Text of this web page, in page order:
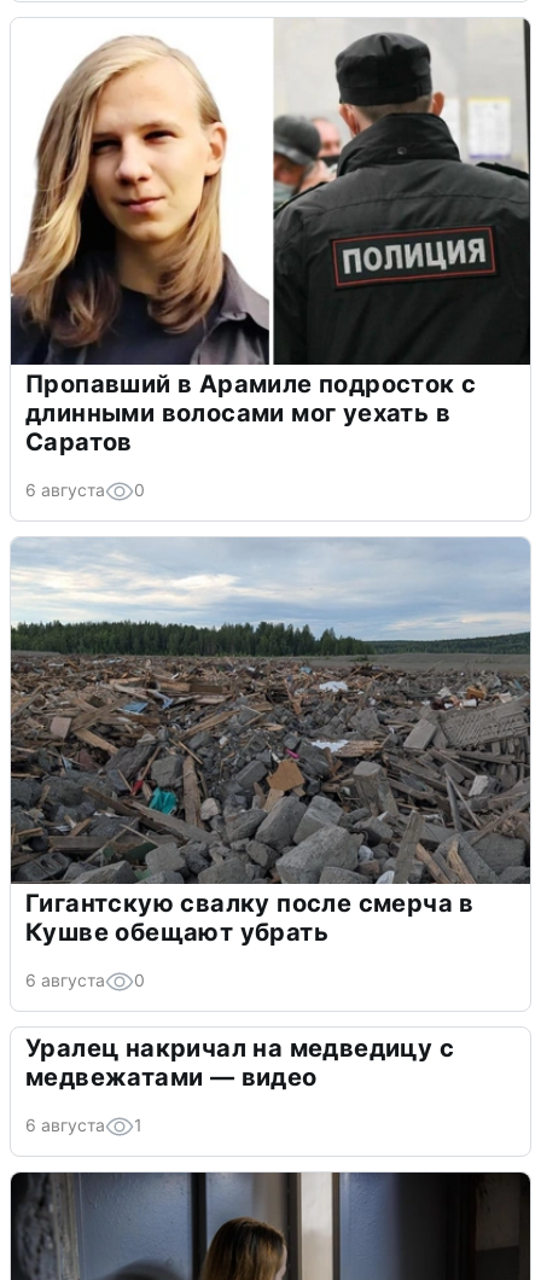
Пропавший в Арамиле подросток с
длинными волосами мог уехать в
Саратов
6 августа 0
Гигантскую свалку после смерча в
Кушве обещают убрать
6 августа 0
Уралец накричал на медведицу с
медвежатами — видео
6 августа 1